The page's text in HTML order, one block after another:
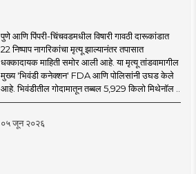
पुणे आणि पिंपरी-चिंचवडमधील विषारी गावठी दारूकांडात
22 निष्पाप नागरिकांचा मृत्यू झाल्यानंतर तपासात
धक्कादायक माहिती समोर आली आहे. या मृत्यू तांडवामागील
मुख्य 'भिवंडी कनेक्शन' FDA आणि पोलिसांनी उघड केले
आहे. भिवंडीतील गोदामातून तब्बल 5,929 किलो मिथेनॉल ..
०५ जून २०२६